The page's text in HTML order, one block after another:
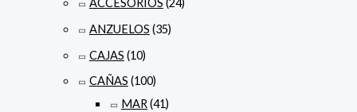
ACCESORIOS (24)
ANZUELOS (35)
CAJAS (10)
CAÑAS (100)
MAR(41)